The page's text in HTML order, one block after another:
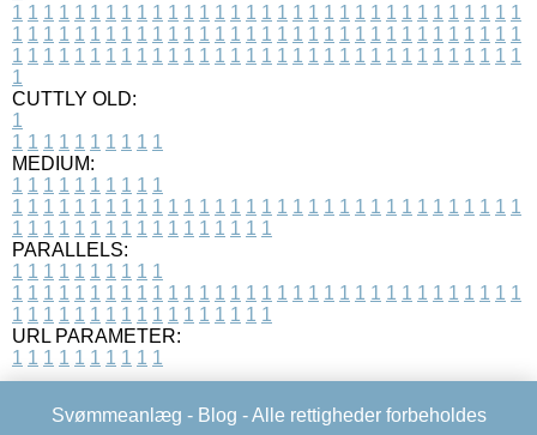
1 1 1 1 1 1 1 1 1 1 1 1 1 1 1 1 1 1 1 1 1 1 1 1 1 1 1 1 1 1 1 1 1
1 1 1 1 1 1 1 1 1 1 1 1 1 1 1 1 1 1 1 1 1 1 1 1 1 1 1 1 1 1 1 1 1
1 1 1 1 1 1 1 1 1 1 1 1 1 1 1 1 1 1 1 1 1 1 1 1 1 1 1 1 1 1 1 1 1
1
CUTTLY OLD:
1
1 1 1 1 1 1 1 1 1 1
MEDIUM:
1 1 1 1 1 1 1 1 1 1
1 1 1 1 1 1 1 1 1 1 1 1 1 1 1 1 1 1 1 1 1 1 1 1 1 1 1 1 1 1 1 1 1
1 1 1 1 1 1 1 1 1 1 1 1 1 1 1 1 1
PARALLELS:
1 1 1 1 1 1 1 1 1 1
1 1 1 1 1 1 1 1 1 1 1 1 1 1 1 1 1 1 1 1 1 1 1 1 1 1 1 1 1 1 1 1 1
1 1 1 1 1 1 1 1 1 1 1 1 1 1 1 1 1
URL PARAMETER:
1 1 1 1 1 1 1 1 1 1
Svømmeanlæg - Blog - Alle rettigheder forbeholdes